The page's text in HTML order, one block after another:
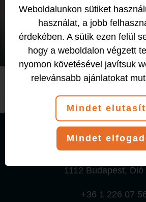
2018-12-05 by
© 2026 T-Klub Fitness és
1112 Budapest, Dió
+36 1 226 07
Weboldalunkon sütiket
használat, a jobb
érdekében. A sütik ezen felül
hogy a weboldalon végzett
nyomon követésével javítsuk
relevánsabb ajánlatokat
Mindet
Mindet